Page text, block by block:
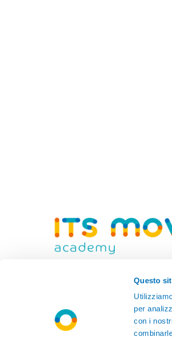
Questo
per
con i